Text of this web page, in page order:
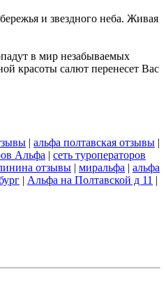
и звездного неба. Живая
в мир незабываемых
красоты салют перенесет Вас
| альфа полтавская отзывы |
Альфа | сеть туроператоров
отзывы | миральфа | альфа
| Альфа на Полтавской д 11 |